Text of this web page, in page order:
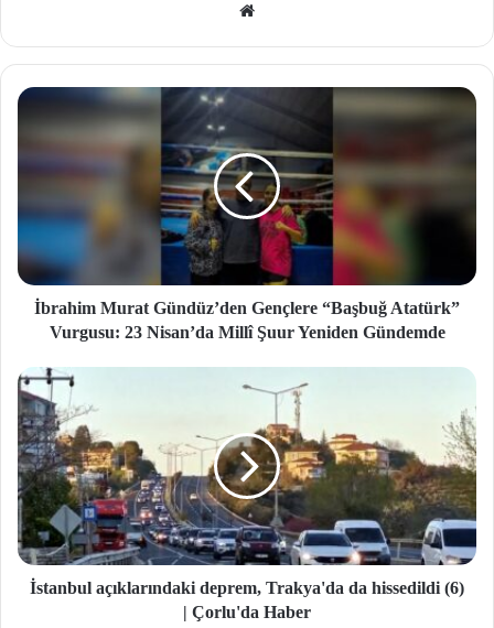
site
si
İbrahim Murat Gündüz’den Gençlere “Başbuğ Atatürk”
Vurgusu: 23 Nisan’da Millî Şuur Yeniden Gündemde
İstanbul açıklarındaki deprem, Trakya'da da hissedildi (6)
| Çorlu'da Haber